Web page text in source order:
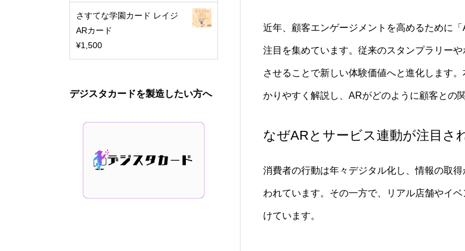
近年、顧客エンゲージメントを高めるために
注目を集めています。従来のスタンプラリー
させることで新しい体験価値へと進化します
かりやすく解説し、ARがどのように顧客との
なぜARとサービス連動が注目さ
消費者の行動は年々デジタル化し、情報の取
われています。その一方で、リアル店舗やイ
けています。
さすてな学園カード レイジ
ARカード
¥1,500
デジスタカードを製造したい方へ